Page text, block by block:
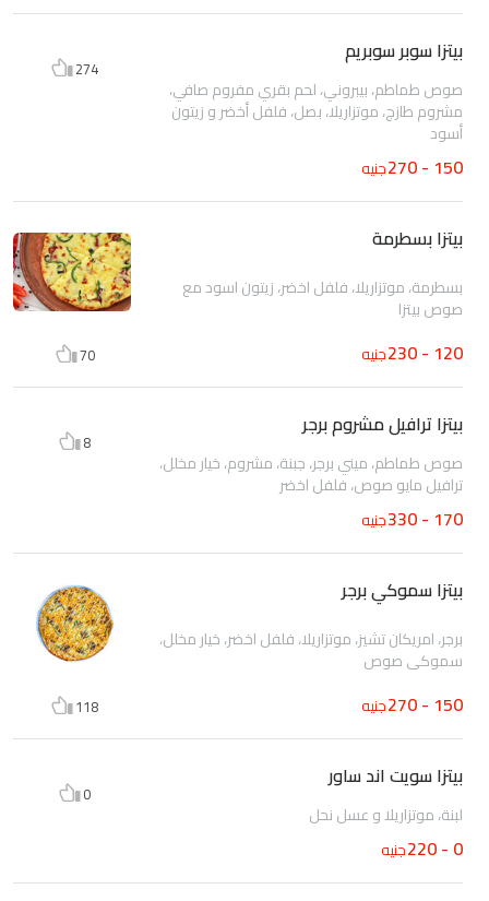
بيتزا سوبر سوبريم
صوص طماطم، بيبروني، لحم بقري مفروم صافي،
مشروم طازج، موتزاريلا، بصل، فلفل أخضر و زيتون
أسود
150 - 270 جنيه
274
بيتزا بسطرمة
بسطرمة، موتزاريلا، فلفل اخضر، زيتون اسود مع
صوص بيتزا
120 - 230 جنيه 70
بيتزا ترافيل مشروم برجر
صوص طماطم، ميني برجر، جبنة، مشروم، خيار مخلل،
ترافيل مايو صوص، فلفل اخضر
170 - 330 جنيه
8
بيتزا سموكي برجر
برجر، امريكان تشيز، موتزاريلا، فلفل اخضر، خيار مخلل،
سموكي صوص
150 - 270 جنيه 118
بيتزا سويت اند ساور
لبنة، موتزاريلا و عسل نحل
0 - 220 جنيه
0